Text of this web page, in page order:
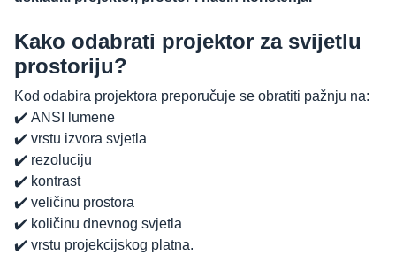
Kako odabrati projektor za svijetlu
prostoriju?
Kod odabira projektora preporučuje se obratiti pažnju na:
✔️ ANSI lumene
✔️ vrstu izvora svjetla
✔️ rezoluciju
✔️ kontrast
✔️ veličinu prostora
✔️ količinu dnevnog svjetla
✔️ vrstu projekcijskog platna.